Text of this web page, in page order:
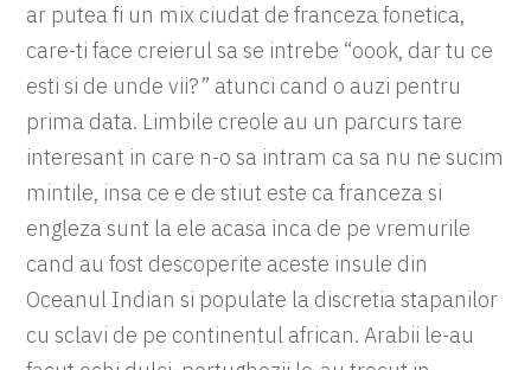
ar putea fi un mix ciudat de franceza fonetica,
care-ti face creierul sa se intrebe “oook, dar tu ce
esti si de unde vii?” atunci cand o auzi pentru
prima data. Limbile creole au un parcurs tare
interesant in care n-o sa intram ca sa nu ne sucim
mintile, insa ce e de stiut este ca franceza si
engleza sunt la ele acasa inca de pe vremurile
cand au fost descoperite aceste insule din
Oceanul Indian si populate la discretia stapanilor
cu sclavi de pe continentul african. Arabii le-au